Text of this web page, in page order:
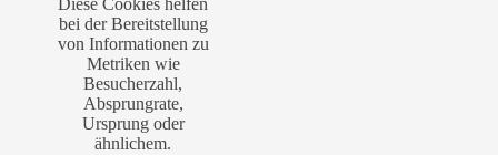
Diese Cookies helfen
bei der Bereitstellung
von Informationen zu
Metriken wie
Besucherzahl,
Absprungrate,
Ursprung oder
ähnlichem.